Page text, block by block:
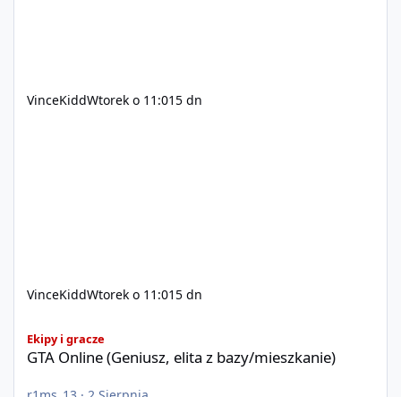
VinceKiddWtorek o 11:015 dn
VinceKiddWtorek o 11:015 dn
Ekipy i gracze
GTA Online (Geniusz, elita z bazy/mieszkanie)